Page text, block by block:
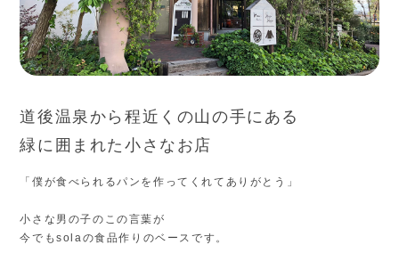
道後温泉から程近くの山の手にある
緑に囲まれた小さなお店
「僕が食べられるパンを作ってくれてありがとう」
小さな男の子のこの言葉が
今でもsolaの食品作りのベースです。